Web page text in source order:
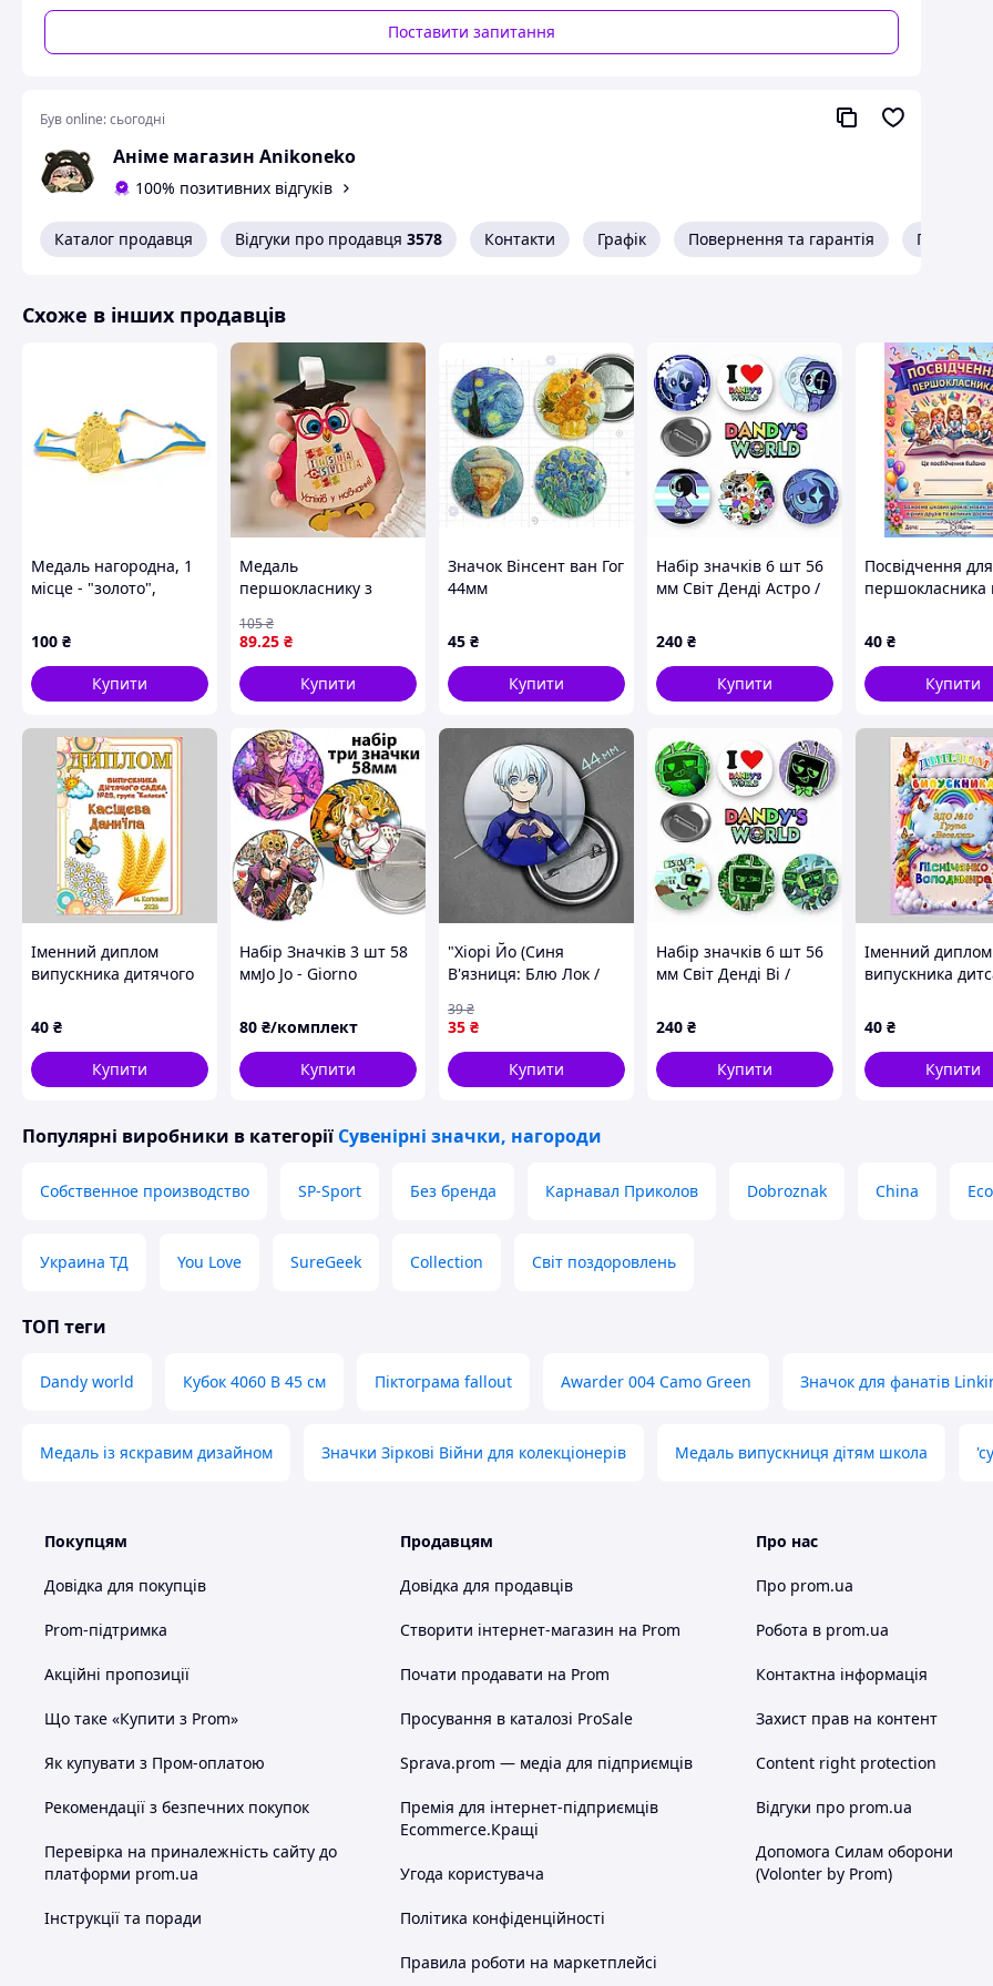
Схожі товари за характеристиками
Поставити запитання
Був online:сьогодні
Аніме магазин Anikoneko
100% позитивних відгуків
Каталог продавця Відгуки про продавця 3578 Контакти Графік Повернення та гарантія Про
Схоже в інших продавців
Медаль нагородна, 1
місце - "золото",
100 ₴
Купити
Медаль
першокласнику з
вересня "Мудра Сова".
Подарунок
першокласнику
89.25 ₴
105₴
Купити
Значок Вінсент ван Гог
44мм
45 ₴
Купити
Набір значків 6 шт 56
мм Світ Денді Астро /
240 ₴
Купити
Посвідчення для
першокласника
40 ₴
Купити
Іменний диплом
випускника дитячого
40 ₴
Купити
Набір Значків 3 шт 58
ммJo Jo - Giorno
80 ₴/комплект
Купити
"Хіорі Йо (Синя
В'язниця: Блю Лок /
круглий на булавці
Ø44 мм
35 ₴
39₴
Купити
Набір значків 6 шт 56
мм Світ Денді Ві /
240 ₴
Купити
Іменний диплом
випускника
40 ₴
Купити
Популярні виробники в категорії Сувенірні значки, нагороди
Собственное производство SP-Sport Без бренда Карнавал Приколов Dobroznak China
Украина ТД You Love SureGeek Collection Світ поздоровлень
ТОП теги
Dandy world Кубок 4060 В 45 см Піктограма fallout Awarder 004 Camo Green Значок для фанатів
Медаль із яскравим дизайном Значки Зіркові Війни для колекціонерів Медаль випускниця дітям школа
Покупцям
Довідка для покупців
Prom-підтримка
Акційні пропозиції
Що таке «Купити з Prom»
Як купувати з Пром-оплатою
Рекомендації з безпечних покупок
Перевірка на приналежність сайту до
платформи prom.ua
Інструкції та поради
Продавцям
Довідка для продавців
Створити інтернет-магазин на Prom
Почати продавати на Prom
Просування в каталозі ProSale
Sprava.prom — медіа для підприємців
Премія для інтернет-підприємців
Ecommerce.Кращі
Угода користувача
Політика конфіденційності
Правила роботи на маркетплейсі
Про нас
Про prom.ua
Робота в prom.ua
Контактна інформація
Захист прав на контент
Content right protection
Відгуки про prom.ua
Допомога Силам оборони
(Volonter by Prom)